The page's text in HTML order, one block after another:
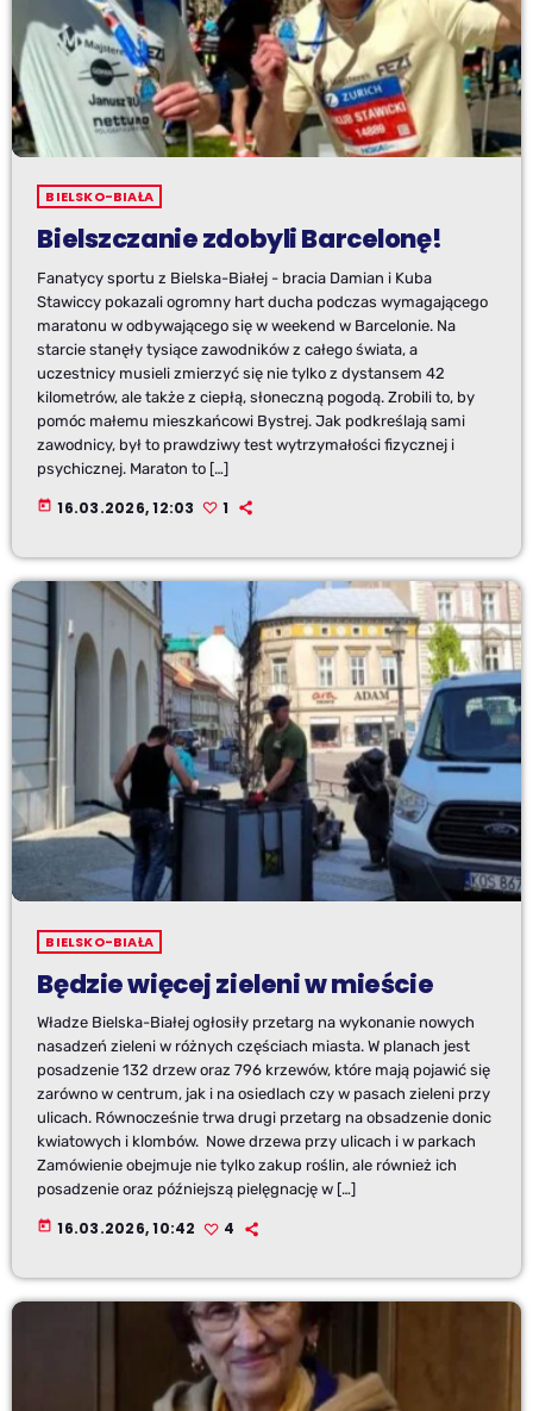
BIELSKO-BIAŁA
Bielszczanie zdobyli Barcelonę!
Fanatycy sportu z Bielska-Białej - bracia Damian i Kuba
Stawiccy pokazali ogromny hart ducha podczas wymagającego
maratonu w odbywającego się w weekend w Barcelonie. Na
starcie stanęły tysiące zawodników z całego świata, a
uczestnicy musieli zmierzyć się nie tylko z dystansem 42
kilometrów, ale także z ciepłą, słoneczną pogodą. Zrobili to, by
pomóc małemu mieszkańcowi Bystrej. Jak podkreślają sami
zawodnicy, był to prawdziwy test wytrzymałości fizycznej i
psychicznej. Maraton to […]
today 16.03.2026, 12:03 1
BIELSKO-BIAŁA
Będzie więcej zieleni w mieście
Władze Bielska-Białej ogłosiły przetarg na wykonanie nowych
nasadzeń zieleni w różnych częściach miasta. W planach jest
posadzenie 132 drzew oraz 796 krzewów, które mają pojawić się
zarówno w centrum, jak i na osiedlach czy w pasach zieleni przy
ulicach. Równocześnie trwa drugi przetarg na obsadzenie donic
kwiatowych i klombów. Nowe drzewa przy ulicach i w parkach
Zamówienie obejmuje nie tylko zakup roślin, ale również ich
posadzenie oraz późniejszą pielęgnację w […]
today 16.03.2026, 10:42 4